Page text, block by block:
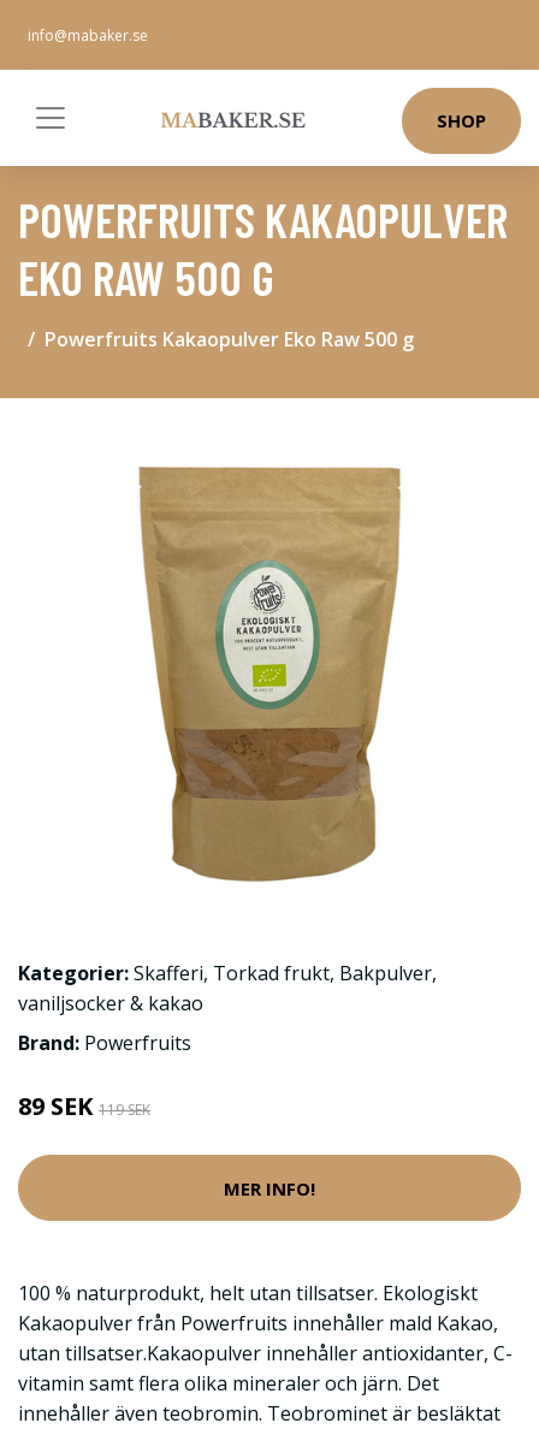
info@mabaker.se
SHOP
POWERFRUITS KAKAOPULVER
EKO RAW 500 G
Powerfruits Kakaopulver Eko Raw 500 g
Kategorier:Skafferi, Torkad frukt, Bakpulver,
vaniljsocker & kakao
Brand: Powerfruits
89 SEK 119 SEK
MER INFO!
100 % naturprodukt, helt utan tillsatser. Ekologiskt
Kakaopulver från Powerfruits innehåller mald Kakao,
utan tillsatser.Kakaopulver innehåller antioxidanter, C-
vitamin samt flera olika mineraler och järn. Det
innehåller även teobromin. Teobrominet är besläktat